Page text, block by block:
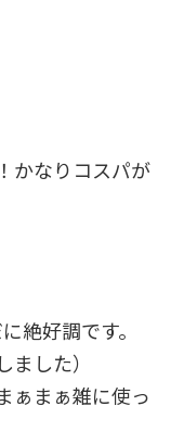
かなりコスパが
絶好調です。
した）
ぁまぁ雑に使っ